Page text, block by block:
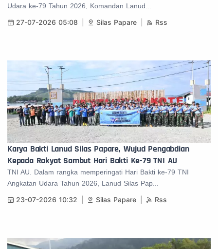
Udara ke-79 Tahun 2026, Komandan Lanud...
27-07-2026 05:08 Silas Papare Rss
Karya Bakti Lanud Silas Papare, Wujud Pengabdian
Kepada Rakyat Sambut Hari Bakti Ke-79 TNI AU
TNI AU. Dalam rangka memperingati Hari Bakti ke-79 TNI
Angkatan Udara Tahun 2026, Lanud Silas Pap...
23-07-2026 10:32 Silas Papare Rss